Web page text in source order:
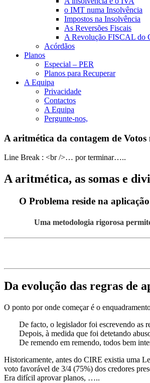
o IMT numa Insolvência
Impostos na Insolvência
As Reversões Fiscais
A Revolução FISCAL do
Acórdãos
Planos
Especial – PER
Planos para Recuperar
A Equipa
Privacidade
Contactos
A Equipa
Pergunte-nos,
A aritmética da contagem de
Line Break : <br />… por terminar…..
A aritmética, as somas e
O Problema reside na
Uma metodologia rigorosa
Da evolução das regras de
O ponto por onde começar é o
De facto, o legislador foi escrevendo as
Depois, à medida que foi detetando
De remendo em remendo, todos bem
Historicamente, antes do CIRE existia uma
voto favorável de 3/4 (75%) dos credores
Era difícil aprovar planos, …..